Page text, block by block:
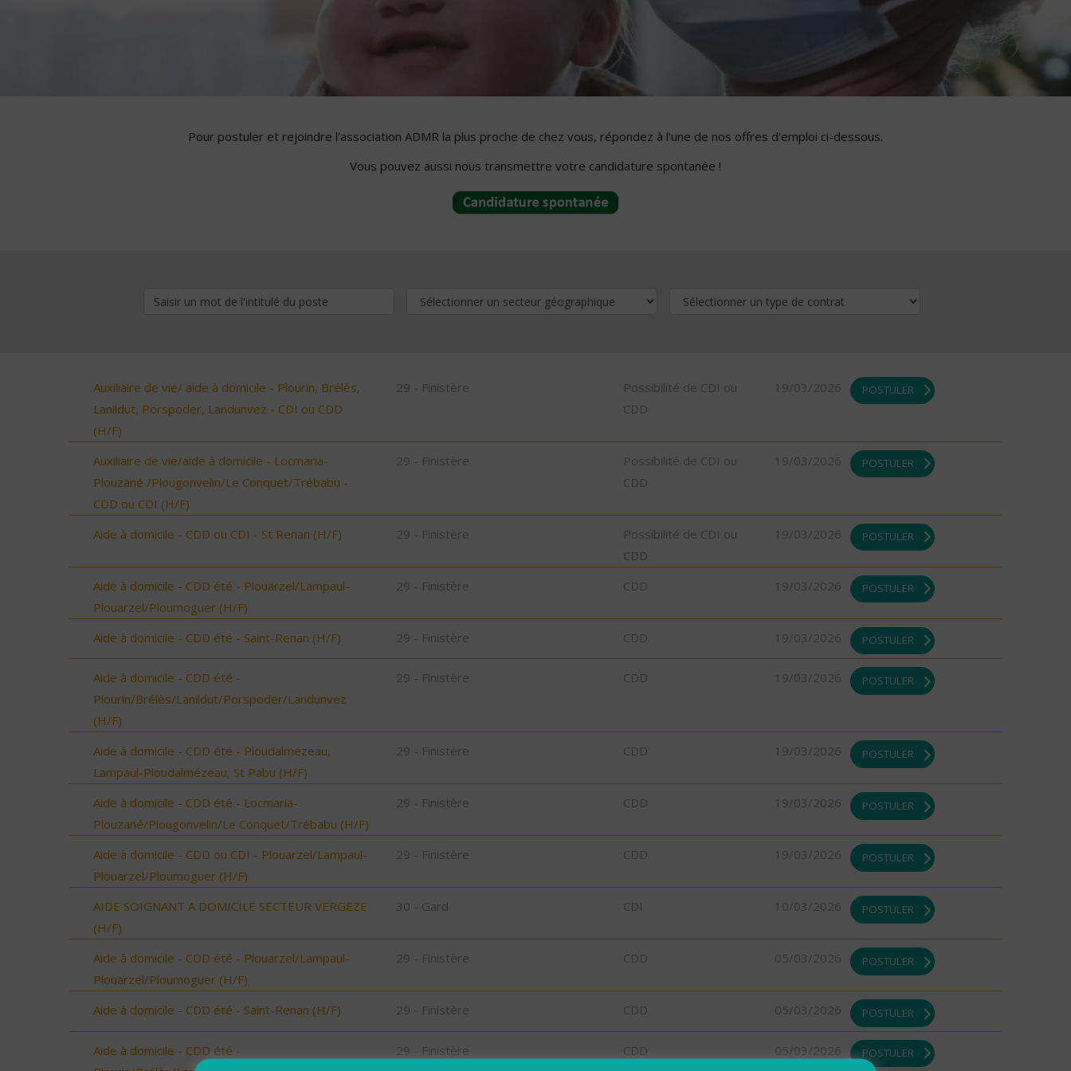
Pour postuler et rejoindre l'association ADMR la plus proche de chez vous, répondez à l'une de nos offres d'emploi ci-dessous.
Vous pouvez aussi nous transmettre votre candidature spontanée !
Auxiliaire de vie/ aide à domicile - Plourin, Brélès,
Lanildut, Porspoder, Landunvez - CDI ou CDD
(H/F)
29 - Finistère
Possibilité de CDI ou
CDD
19/03/2026 POSTULER
Auxiliaire de vie/aide à domicile - Locmaria-
Plouzané /Plougonvelin/Le Conquet/Trébabu -
CDD ou CDI (H/F)
29 - Finistère
Possibilité de CDI ou
CDD
19/03/2026 POSTULER
Aide à domicile - CDD ou CDI - St Renan (H/F) 29 - Finistère
Possibilité de CDI ou
CDD
19/03/2026 POSTULER
Aide à domicile - CDD été - Plouarzel/Lampaul-
Plouarzel/Ploumoguer (H/F)
29 - Finistère CDD 19/03/2026 POSTULER
Aide à domicile - CDD été - Saint-Renan (H/F) 29 - Finistère CDD 19/03/2026 POSTULER
Aide à domicile - CDD été -
Plourin/Brélès/Lanildut/Porspoder/Landunvez
(H/F)
29 - Finistère CDD 19/03/2026 POSTULER
Aide à domicile - CDD été - Ploudalmézeau,
Lampaul-Ploudalmézeau, St Pabu (H/F)
29 - Finistère CDD 19/03/2026 POSTULER
Aide à domicile - CDD été - Locmaria-
Plouzané/Plougonvelin/Le Conquet/Trébabu (H/F)
29 - Finistère CDD 19/03/2026 POSTULER
Aide à domicile - CDD ou CDI - Plouarzel/Lampaul-
Plouarzel/Ploumoguer (H/F)
29 - Finistère CDD 19/03/2026 POSTULER
AIDE SOIGNANT A DOMICILE SECTEUR VERGEZE
(H/F)
30 - Gard CDI 10/03/2026 POSTULER
Aide à domicile - CDD été - Plouarzel/Lampaul-
Plouarzel/Ploumoguer (H/F)
29 - Finistère CDD 05/03/2026 POSTULER
Aide à domicile - CDD été - Saint-Renan (H/F) 29 - Finistère CDD 05/03/2026 POSTULER
Aide à domicile - CDD été -
29 - Finistère CDD 05/03/2026 POSTULER